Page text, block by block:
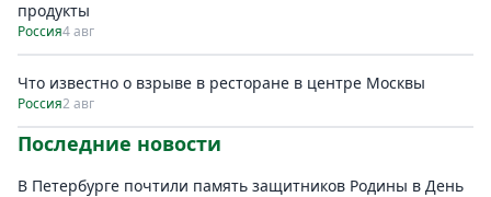
продукты
Россия4 авг
Что известно о взрыве в ресторане в центре Москвы
Россия2 авг
Последние новости
В Петербурге почтили память защитников Родины в День